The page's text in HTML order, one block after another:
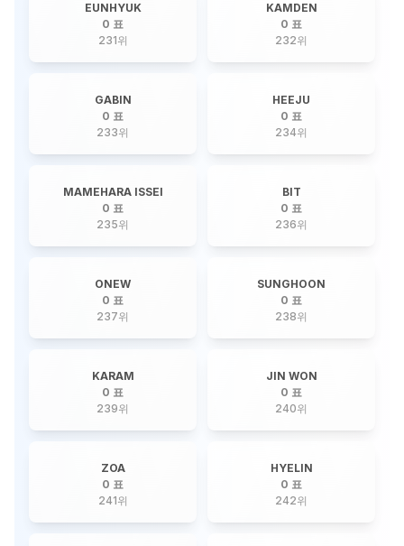
EUNHYUK
0 표
231위
KAMDEN
0 표
232위
GABIN
0 표
233위
HEEJU
0 표
234위
MAMEHARA ISSEI
0 표
235위
BIT
0 표
236위
ONEW
0 표
237위
SUNGHOON
0 표
238위
KARAM
0 표
239위
JIN WON
0 표
240위
ZOA
0 표
241위
HYELIN
0 표
242위